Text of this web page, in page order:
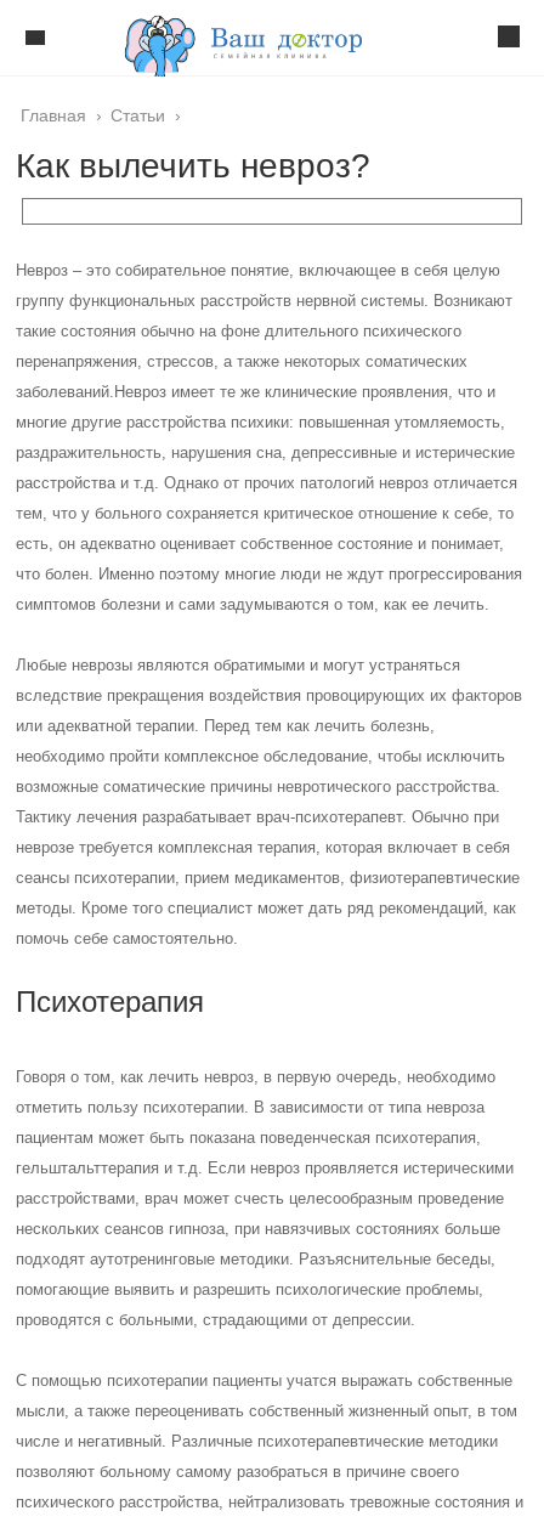
Главная › Статьи ›
Как вылечить невроз?
Невроз – это собирательное понятие, включающее в себя целую
группу функциональных расстройств нервной системы. Возникают
такие состояния обычно на фоне длительного психического
перенапряжения, стрессов, а также некоторых соматических
заболеваний. Невроз имеет те же клинические проявления, что и
многие другие расстройства психики: повышенная утомляемость,
раздражительность, нарушения сна, депрессивные и истерические
расстройства и т.д. Однако от прочих патологий невроз отличается
тем, что у больного сохраняется критическое отношение к себе, то
есть, он адекватно оценивает собственное состояние и понимает,
что болен. Именно поэтому многие люди не ждут прогрессирования
симптомов болезни и сами задумываются о том, как ее лечить.
Любые неврозы являются обратимыми и могут устраняться
вследствие прекращения воздействия провоцирующих их факторов
или адекватной терапии. Перед тем как лечить болезнь,
необходимо пройти комплексное обследование, чтобы исключить
возможные соматические причины невротического расстройства.
Тактику лечения разрабатывает врач-психотерапевт. Обычно при
неврозе требуется комплексная терапия, которая включает в себя
сеансы психотерапии, прием медикаментов, физиотерапевтические
методы. Кроме того специалист может дать ряд рекомендаций, как
помочь себе самостоятельно.
Психотерапия
Говоря о том, как лечить невроз, в первую очередь, необходимо
отметить пользу психотерапии. В зависимости от типа невроза
пациентам может быть показана поведенческая психотерапия,
гельштальттерапия и т.д. Если невроз проявляется истерическими
расстройствами, врач может счесть целесообразным проведение
нескольких сеансов гипноза, при навязчивых состояниях больше
подходят аутотренинговые методики. Разъяснительные беседы,
помогающие выявить и разрешить психологические проблемы,
проводятся с больными, страдающими от депрессии.
С помощью психотерапии пациенты учатся выражать собственные
мысли, а также переоценивать собственный жизненный опыт, в том
числе и негативный. Различные психотерапевтические методики
позволяют больному самому разобраться в причине своего
психического расстройства, нейтрализовать тревожные состояния и